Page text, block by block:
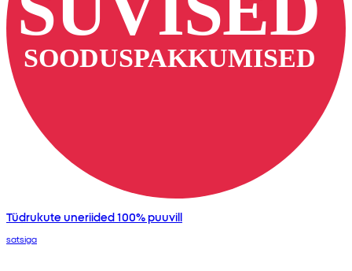
Tüdrukute uneriided 100% puuvill
satsiga